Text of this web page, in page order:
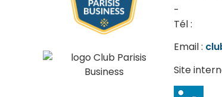
-
Tél :
Email :
Site